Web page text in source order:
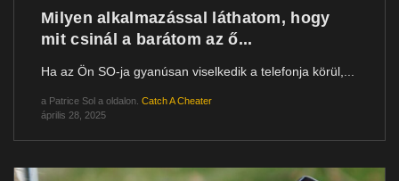
Milyen alkalmazással láthatom, hogy
mit csinál a barátom az ő...
Ha az Ön SO-ja gyanúsan viselkedik a telefonja körül,...
a Patrice Sol a oldalon. Catch A Cheater
április 28, 2025